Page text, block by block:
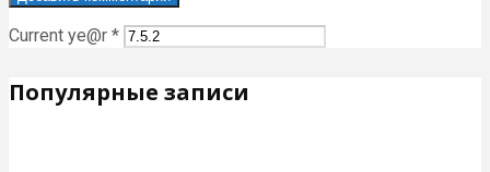
Current ye@r *
Популярные записи